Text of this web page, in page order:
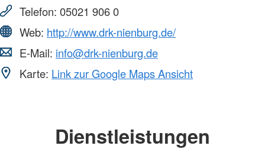
Telefon: 05021 906 0
Web: http://www.drk-nienburg.de/
E-Mail: info@drk-nienburg.de
Karte: Link zur Google Maps Ansicht
Dienstleistungen